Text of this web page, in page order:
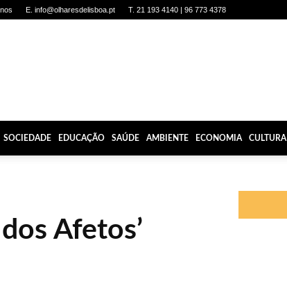
E. info@olharesdelisboa.pt T. 21 193 4140 | 96 773 4378
SOCIEDADE EDUCAÇÃO SAÚDE AMBIENTE ECONOMIA CULTURA
Afetos’